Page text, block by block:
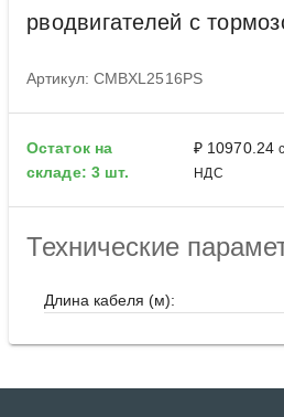
рводвигателей с
Артикул: CMBXL2516PS
Остаток на
складе: 3 шт.
₽ 10970.24с
НДС
Технические
Длина кабеля (м):